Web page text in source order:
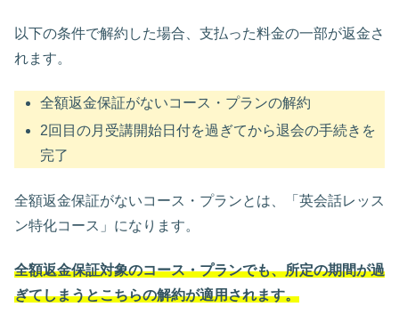
以下の条件で解約した場合、支払った料金の一部が返金さ
れます。
全額返金保証がないコース・プランの解約
2回目の月受講開始日付を過ぎてから退会の手続きを
完了
全額返金保証がないコース・プランとは、「英会話レッス
ン特化コース」になります。
全額返金保証対象のコース・プランでも、所定の期間が過
ぎてしまうとこちらの解約が適用されます。